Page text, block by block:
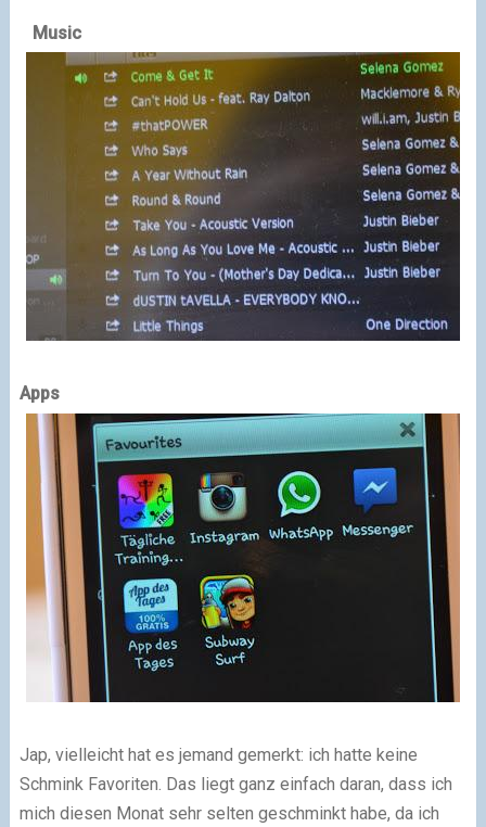
Music
Apps
Jap, vielleicht hat es jemand gemerkt: ich hatte keine
Schmink Favoriten. Das liegt ganz einfach daran, dass ich
mich diesen Monat sehr selten geschminkt habe, da ich